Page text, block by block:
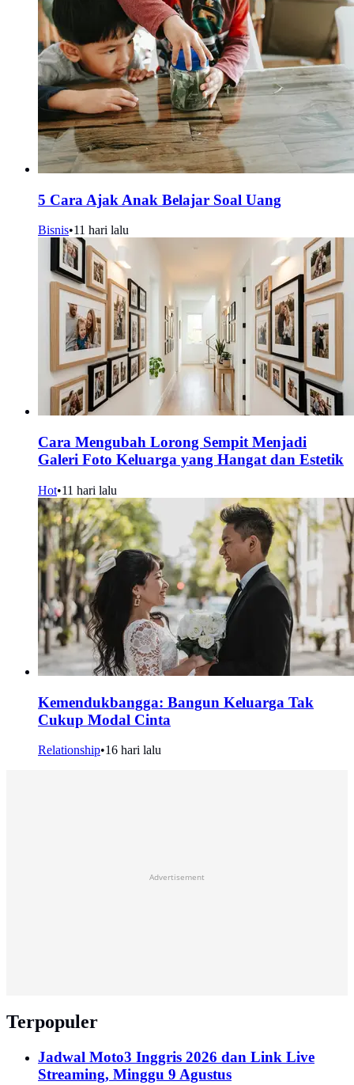
5 Cara Ajak Anak Belajar Soal Uang
Bisnis•11 hari lalu
Cara Mengubah Lorong Sempit Menjadi
Galeri Foto Keluarga yang Hangat dan Estetik
Hot•11 hari lalu
Kemendukbangga: Bangun Keluarga Tak
Cukup Modal Cinta
Relationship•16 hari lalu
Advertisement
Terpopuler
Jadwal Moto3 Inggris 2026 dan Link Live
Streaming, Minggu 9 Agustus